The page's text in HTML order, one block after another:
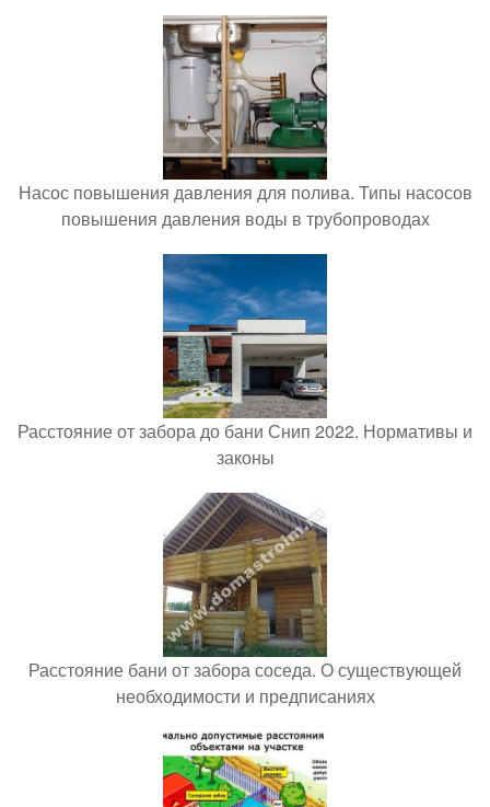
Насос повышения давления для полива. Типы насосов
повышения давления воды в трубопроводах
Расстояние от забора до бани Снип 2022. Нормативы и
законы
Расстояние бани от забора соседа. О существующей
необходимости и предписаниях